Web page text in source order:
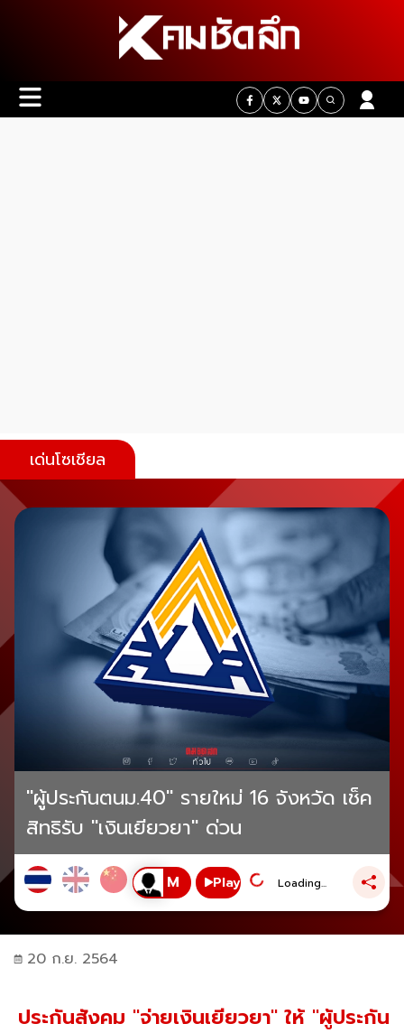
เด่นโซเชียล
"ผู้ประกันตนม.40" รายใหม่ 16 จังหวัด เช็ค
สิทธิรับ "เงินเยียวยา" ด่วน
Play Loading...
20 ก.ย. 2564
ประกันสังคม "จ่ายเงินเยียวยา" ให้ "ผู้ประกัน